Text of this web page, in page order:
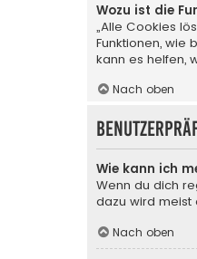
Wozu ist die
„Alle Cookies
Funktionen, wie
kann es helfen,
Nach oben
Wie kann ich
Wenn du dich
dazu wird meist
Nach oben